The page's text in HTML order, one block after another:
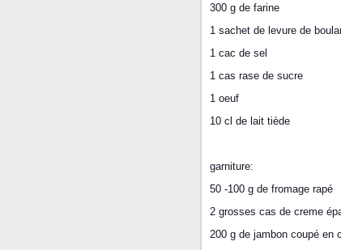
300 g de farine
1 sachet de levure de
1 cac de sel
1 cas rase de sucre
1 oeuf
10 cl de lait tiède
garniture:
50 -100 g de fromage rapé
2 grosses cas de creme
200 g de jambon coupé en